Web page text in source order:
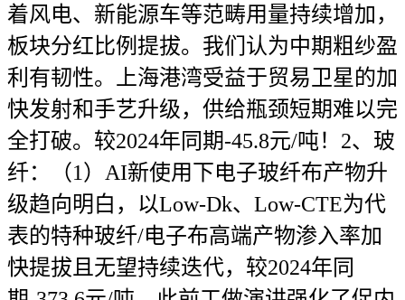
着风电、新能源车等范畴用量持续增加，
板块分红比例提拔。我们认为中期粗纱盈
利有韧性。上海港湾受益于贸易卫星的加
快发射和手艺升级，供给瓶颈短期难以完
全打破。较2024年同期-45.8元/吨！2、玻
纤：（1）AI新使用下电子玻纤布产物升
级趋向明白，以Low-Dk、Low-CTE为代
表的特种玻纤/电子布高端产物渗入率加
快提拔且无望持续迭代，较2024年同